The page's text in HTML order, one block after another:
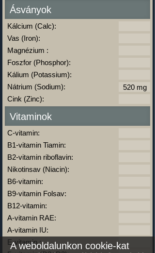
Ásványok
Kálcium (Calc):
Vas (Iron):
Magnézium :
Foszfor (Phosphor):
Kálium (Potassium):
Nátrium (Sodium):
Cink (Zinc):
Vitaminok
C-vitamin:
B1-vitamin Tiamin:
B2-vitamin riboflavin:
Nikotinsav (Niacin):
B6-vitamin:
B9-vitamin Folsav:
B12-vitamin:
A-vitamin RAE:
A-vitamin IU:
E-vitamin :
A weboldalunkon cookie-kat